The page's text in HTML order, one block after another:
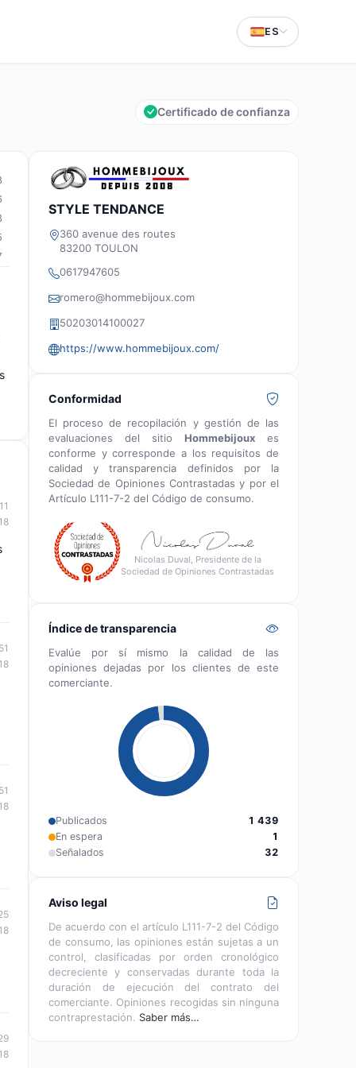
ES
Certificado de confianza
STYLE TENDANCE
360 avenue des routes
83200 TOULON
0617947605
romero@hommebijoux.com
50203014100027
https://www.hommebijoux.com/
Conformidad
El proceso de recopilación y gestión de las
evaluaciones del sitio Hommebijoux es
conforme y corresponde a los requisitos de
calidad y transparencia definidos por la
Sociedad de Opiniones Contrastadas y por el
Artículo L111-7-2 del Código de consumo.
Nicolas Duval, Presidente de la
Sociedad de Opiniones Contrastadas
Índice de transparencia
Evalúe por sí mismo la calidad de las
opiniones dejadas por los clientes de este
comerciante.
Publicados
1 439
En espera
1
Señalados
32
Aviso legal
De acuerdo con el artículo L111-7-2 del Código
de consumo, las opiniones están sujetas a un
control, clasificadas por orden cronológico
decreciente y conservadas durante toda la
duración de ejecución del contrato del
comerciante. Opiniones recogidas sin ninguna
contraprestación. Saber más…